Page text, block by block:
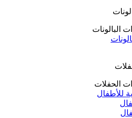
البالونات
الحفلات
للأطفال